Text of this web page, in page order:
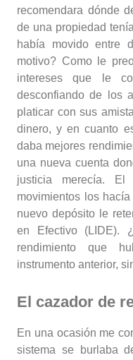
recomendara dónde
de una propiedad
había movido entre
motivo? Como le
intereses que le
desconfiando de los
platicar con sus
dinero, y en cuanto
daba mejores
una nueva cuenta
justicia merecía.
movimientos los
nuevo depósito le
en Efectivo (LIDE).
rendimiento que
instrumento anterior,
El cazador de
En una ocasión me
sistema se burlaba